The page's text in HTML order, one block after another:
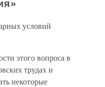
условий
этого вопроса в
трудах и
некоторые